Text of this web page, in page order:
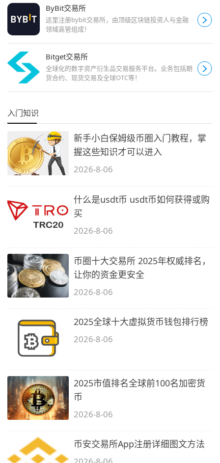
ByBit交易所
这里注册bybit交易所，由顶级区块链投资人与金融
领域高管组成！
Bitget交易所
全球化的数字资产衍生品交易服务平台。业务包括期
货合约、现货交易及全球OTC等！
入门知识
新手小白保姆级币圈入门教程，掌
握这些知识才可以进入
2026-8-06
什么是usdt币 usdt币如何获得或购
买
2026-8-06
币圈十大交易所 2025年权威排名，
让你的资金更安全
2026-8-06
2025全球十大虚拟货币钱包排行榜
2026-8-06
2025市值排名全球前100名加密货
币
2026-8-06
币安交易所App注册详细图文方法